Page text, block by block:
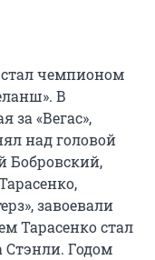
чемпионом
В
за «Вегас»,
над головой
Бобровский,
завоевали
Тарасенко стал
Стэнли. Годом